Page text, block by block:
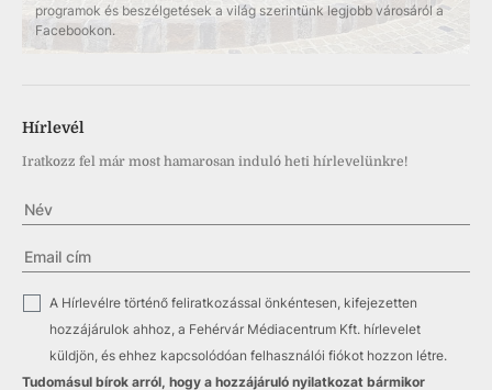
programok és beszélgetések a világ szerintünk legjobb városáról a
Facebookon.
Hírlevél
Iratkozz fel már most hamarosan induló heti hírlevelünkre!
✓
A Hírlevélre történő feliratkozással önkéntesen, kifejezetten
hozzájárulok ahhoz, a Fehérvár Médiacentrum Kft. hírlevelet
küldjön, és ehhez kapcsolódóan felhasználói fiókot hozzon létre.
Tudomásul bírok arról, hogy a hozzájáruló nyilatkozat bármikor